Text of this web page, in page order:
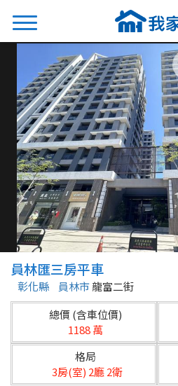
熱門關鍵
2026 台北降價好屋限量釋出
2026
2026 台中降價好屋限量釋出
2026
2026 高雄降價好屋限量釋出
縣市
不限
台北市
基隆市
新北市
區域
員林匯三房平車
彰化縣 員林市龍富二街
總價 (含車位價)
1188 萬
格局
3房(室) 2廳 2衛